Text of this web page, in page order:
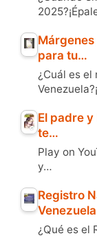
para tu…
¿Cuál es
El padre
te…
Play on
y…
Registro
¿Qué es el